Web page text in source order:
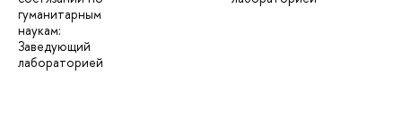
гуманитарным
наукам:
Заведующий
лабораторией